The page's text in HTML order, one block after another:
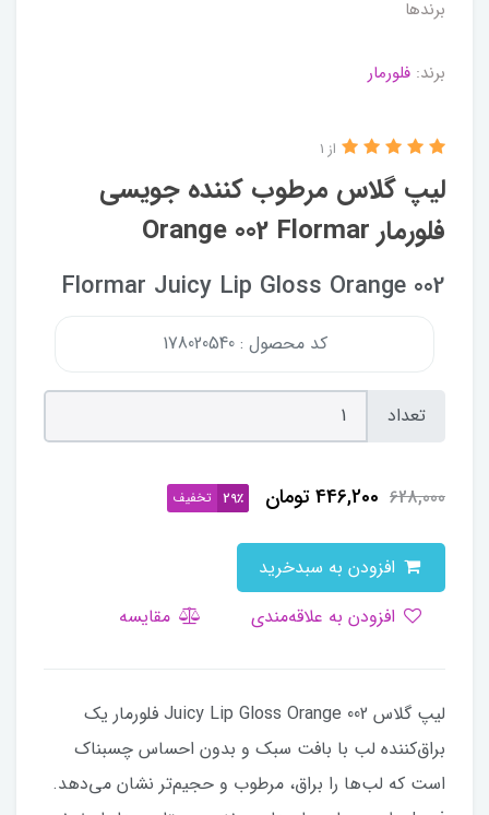
برندها
برند: فلورمار
لیپ گلاس مرطوب کننده جویسی
فلورمار Orange 002 Flormar
از 1
Flormar Juicy Lip Gloss Orange 002
کد محصول : 178020540
تعداد
628,000
446,200تومان 29٪ تخفیف
مقایسه
لیپ گلاس Juicy Lip Gloss Orange 002 فلورمار یک
براق‌کننده لب با بافت سبک و بدون احساس چسبناک
است که لب‌ها را براق، مرطوب و حجیم‌تر نشان می‌دهد.